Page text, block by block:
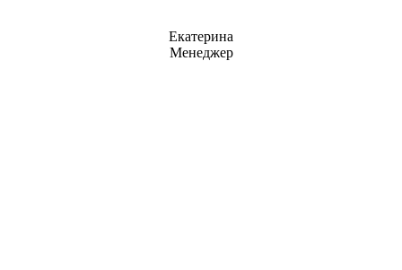
Екатерина
Менеджер